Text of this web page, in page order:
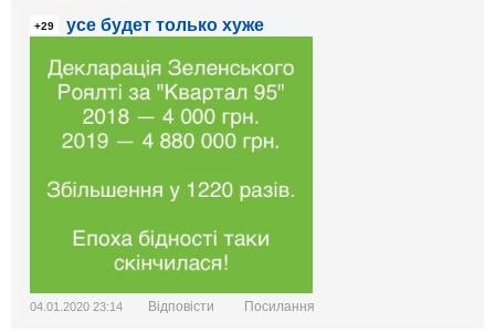
+29 усе будет только хуже
04.01.2020 23:14 Відповісти Посилання